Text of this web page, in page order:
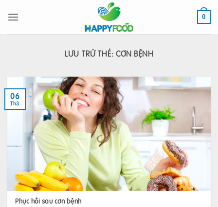
qua
0
LƯU TRỮ THẺ:CƠN BỆNH
Phục hồi sau cơn bệnh
06
Th3